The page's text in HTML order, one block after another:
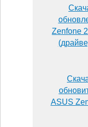
Zenfone
ASUS